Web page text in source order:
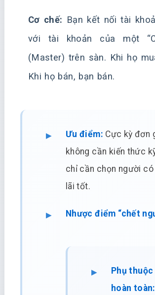
Cơ chế: Bạn kết nối tài
với tài khoản của một
(Master) trên sàn. Khi họ
Khi họ bán, bạn bán.
Ưu điểm: Cực kỳ đơn
không cần kiến thức
chỉ cần chọn người
lãi tốt.
Nhược điểm “chết
Phụ thuộc
hoàn toàn: